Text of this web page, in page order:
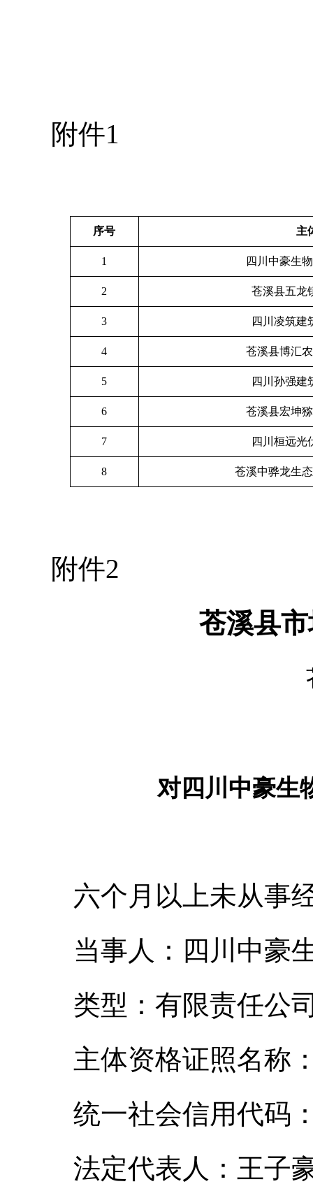
附件1
序号 主
1 四川中豪生
2 苍溪县五龙
3 四川凌筑建
4 苍溪县博汇
5 四川孙强建
6 苍溪县宏坤
7 四川桓远光
8 苍溪中骅龙生
附件2
苍溪县
对四川中豪生
六个月以上未从事
当事人：四川中豪
类型：有限责任公
主体资格证照名称
统一社会信用代码
法定代表人：王